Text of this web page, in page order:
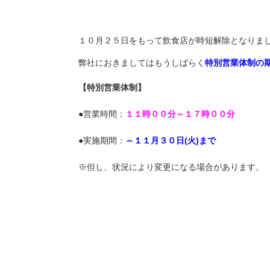
１０月２５日をもって飲食店が時短解除となりま
弊社におきましてはもうしばらく 特別営業体制の
【特別営業体制】
●営業時間： １１時００分～１７時００分
●実施期間： ～１１月３０ 日(火)まで
※但し、状況により変更になる場合があります。